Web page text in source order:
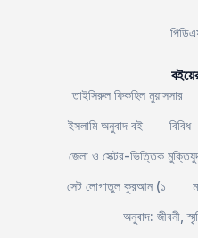
তাইসিরুল ফিকহিল মুয়াসসার
ইসলামি অনুবাদ বই
বিবিধ
জেলা ও সেক্টর-ভিত্তিক
সেট লোগাতুল কুরআন (১
অনুবাদ: জীবনী,